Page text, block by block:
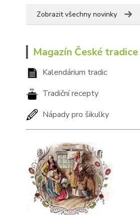
Zobrazit všechny novinky
Magazín České tradice
Kalendárium tradic
Tradiční recepty
Nápady pro šikulky